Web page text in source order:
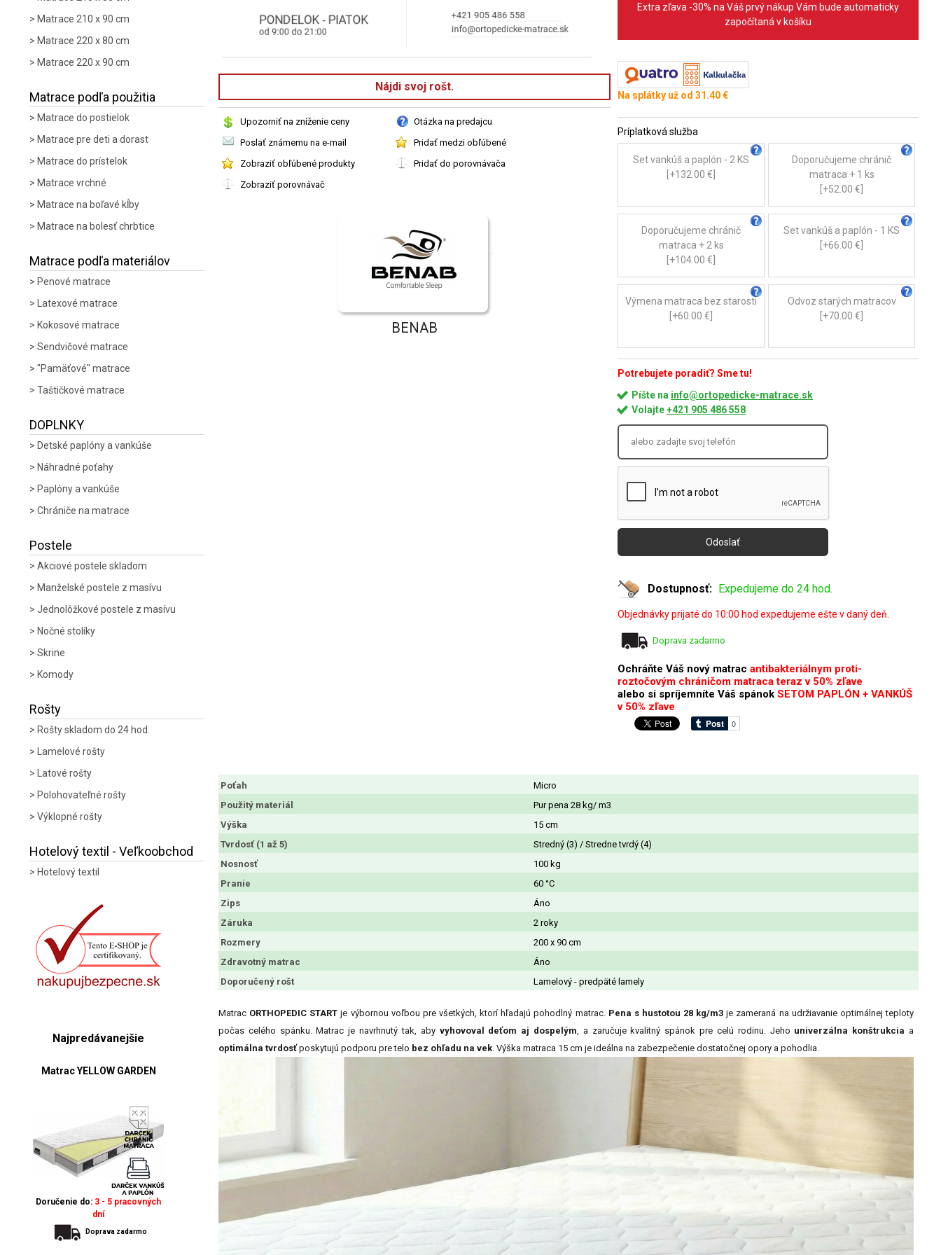
Matrace 210 x 90 cm
Matrace 220 x 80 cm
Matrace 220 x 90 cm
Matrace podľa použitia
Matrace do postielok
Matrace pre deti a dorast
Matrace do prístelok
Matrace vrchné
Matrace na boľavé kĺby
Matrace na bolesť chrbtice
Matrace podľa materiálov
Penové matrace
Latexové matrace
Kokosové matrace
Sendvičové matrace
"Pamäťové" matrace
Taštičkové matrace
DOPLNKY
Detské paplóny a vankúše
Náhradné poťahy
Paplóny a vankúše
Chrániče na matrace
Postele
Akciové postele skladom
Manželské postele z masívu
Jednolôžkové postele z masívu
Nočné stolíky
Skrine
Komody
Rošty
Rošty skladom do 24 hod.
Lamelové rošty
Latové rošty
Polohovateľné rošty
Výklopné rošty
Hotelový textil - Veľkoobchod
Hotelový textil
Najpredávanejšie
Matrac YELLOW GARDEN
Doručenie do: 3 - 5 pracovných
dní
Doprava zadarmo
Nájdi svoj rošt.
Upozorniť na zníženie ceny
Otázka na predajcu
Poslať známemu na e-mail
Pridať medzi obľúbené
Zobraziť obľúbené produkty
Pridať do porovnávača
Zobraziť porovnávač
BENAB
Extra zľava -30% na Váš prvý nákup Vám bude automaticky
započítaná v košíku
Na splátky už od 31.40 €
Príplatková služba
Set vankúš a paplón - 2 KS
[+132.00 €]
Doporučujeme chránič
matraca + 1 ks
[+52.00 €]
Doporučujeme chránič
matraca + 2 ks
[+104.00 €]
Set vankúš a paplón - 1 KS
[+66.00 €]
Výmena matraca bez starosti
[+60.00 €]
Odvoz starých matracov
[+70.00 €]
Potrebujete poradiť? Sme tu!
Píšte na info@ortopedicke-matrace.sk
Volajte+421 905 486 558
Dostupnosť: Expedujeme do 24 hod.
Objednávky prijaté do 10:00 hod expedujeme ešte v daný deň.
Doprava zadarmo
Ochráňte Váš nový matrac antibakteriálnym proti-
roztočovým chráničom matraca teraz v 50% zľave
alebo si spríjemníte Váš spánok SETOM PAPLÓN + VANKÚŠ
v 50% zľave
Poťah
Micro
Použitý materiál
Pur pena 28 kg/ m3
Výška
15 cm
Tvrdosť (1 až 5)
Stredný (3) / Stredne tvrdý (4)
Nosnosť
100 kg
Pranie
60 °C
Zips
Áno
Záruka
2 roky
Rozmery
200 x 90 cm
Zdravotný matrac
Áno
Doporučený rošt
Lamelový - predpäté lamely
Matrac ORTHOPEDIC START je výbornou voľbou pre všetkých, ktorí hľadajú pohodlný matrac. Pena s hustotou 28 kg/m3 je zameraná na udržiavanie optimálnej teploty
počas celého spánku. Matrac je navrhnutý tak, aby vyhovoval deťom aj dospelým, a zaručuje kvalitný spánok pre celú rodinu. Jeho univerzálna konštrukcia a
optimálna tvrdosťposkytujú podporu pre telo bez ohľadu na vek. Výška matraca 15 cm je ideálna na zabezpečenie dostatočnej opory a pohodlia.